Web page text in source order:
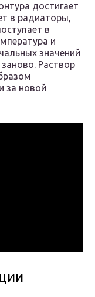
достигает
в радиаторы,
в
и
значений
Раствор
за новой